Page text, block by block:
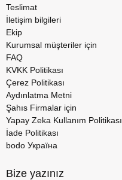
Teslimat
İletişim bilgileri
Ekip
Kurumsal müşteriler için
FAQ
KVKK Politikası
Çerez Politikası
Aydınlatma Metni
Şahıs Firmalar için
Yapay Zeka Kullanım Politikası
İade Politikası
bodo Україна
Bize yazınız